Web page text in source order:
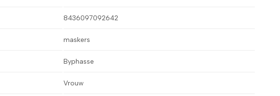
8436097092642
maskers
Byphasse
Vrouw